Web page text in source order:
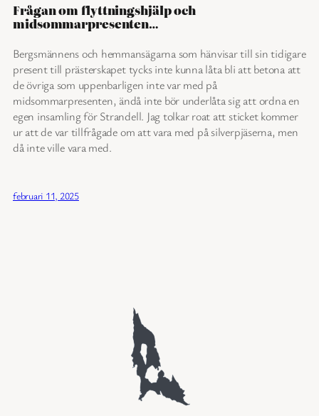
Frågan om flyttningshjälp och
midsommarpresenten…
Bergsmännens och hemmansägarna som hänvisar till sin tidigare
present till prästerskapet tycks inte kunna låta bli att betona att
de övriga som uppenbarligen inte var med på
midsommarpresenten, ändå inte bör underlåta sig att ordna en
egen insamling för Strandell. Jag tolkar roat att sticket kommer
ur att de var tillfrågade om att vara med på silverpjäserna, men
då inte ville vara med.
februari 11, 2025